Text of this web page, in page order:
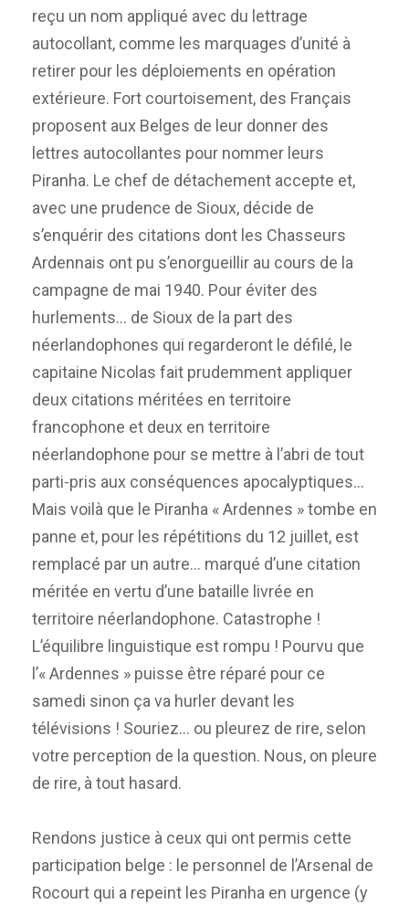
reçu un nom appliqué avec du lettrage
autocollant, comme les marquages d’unité à
retirer pour les déploiements en opération
extérieure. Fort courtoisement, des Français
proposent aux Belges de leur donner des
lettres autocollantes pour nommer leurs
Piranha. Le chef de détachement accepte et,
avec une prudence de Sioux, décide de
s’enquérir des citations dont les Chasseurs
Ardennais ont pu s’enorgueillir au cours de la
campagne de mai 1940. Pour éviter des
hurlements… de Sioux de la part des
néerlandophones qui regarderont le défilé, le
capitaine Nicolas fait prudemment appliquer
deux citations méritées en territoire
francophone et deux en territoire
néerlandophone pour se mettre à l’abri de tout
parti-pris aux conséquences apocalyptiques…
Mais voilà que le Piranha « Ardennes » tombe en
panne et, pour les répétitions du 12 juillet, est
remplacé par un autre… marqué d’une citation
méritée en vertu d’une bataille livrée en
territoire néerlandophone. Catastrophe !
L’équilibre linguistique est rompu ! Pourvu que
l’« Ardennes » puisse être réparé pour ce
samedi sinon ça va hurler devant les
télévisions ! Souriez… ou pleurez de rire, selon
votre perception de la question. Nous, on pleure
de rire, à tout hasard.
Rendons justice à ceux qui ont permis cette
participation belge : le personnel de l’Arsenal de
Rocourt qui a repeint les Piranha en urgence (y